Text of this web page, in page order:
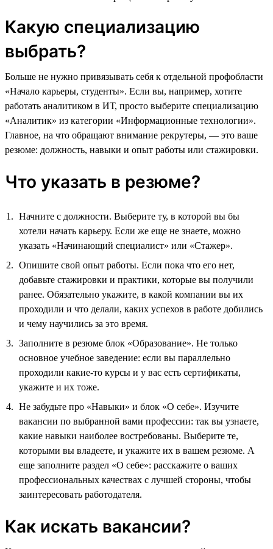
Какую специализацию
выбрать?
Больше не нужно привязывать себя к отдельной профобласти
«Начало карьеры, студенты». Если вы, например, хотите
работать аналитиком в ИТ, просто выберите специализацию
«Аналитик» из категории «Информационные технологии».
Главное, на что обращают внимание рекрутеры, — это ваше
резюме: должность, навыки и опыт работы или стажировки.
Что указать в резюме?
Начните с должности. Выберите ту, в которой вы бы
хотели начать карьеру. Если же еще не знаете, можно
указать «Начинающий специалист» или «Стажер».
Опишите свой опыт работы. Если пока что его нет,
добавьте стажировки и практики, которые вы получили
ранее. Обязательно укажите, в какой компании вы их
проходили и что делали, каких успехов в работе добились
и чему научились за это время.
Заполните в резюме блок «Образование». Не только
основное учебное заведение: если вы параллельно
проходили какие-то курсы и у вас есть сертификаты,
укажите и их тоже.
Не забудьте про «Навыки» и блок «О себе». Изучите
вакансии по выбранной вами профессии: так вы узнаете,
какие навыки наиболее востребованы. Выберите те,
которыми вы владеете, и укажите их в вашем резюме. А
еще заполните раздел «О себе»: расскажите о ваших
профессиональных качествах с лучшей стороны, чтобы
заинтересовать работодателя.
Как искать вакансии?